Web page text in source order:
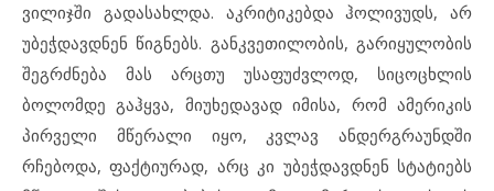
ვილიჯში გადასახლდა. აკრიტიკებდა ჰოლივუდს, არ
უბეჭდავდნენ წიგნებს. განკვეთილობის, გარიყულობის
შეგრძნება მას არცთუ უსაფუძვლოდ, სიცოცხლის
ბოლომდე გაჰყვა, მიუხედავად იმისა, რომ ამერიკის
პირველი მწერალი იყო, კვლავ ანდერგრაუნდში
რჩებოდა, ფაქტიურად, არც კი უბეჭდავდნენ სტატიებს